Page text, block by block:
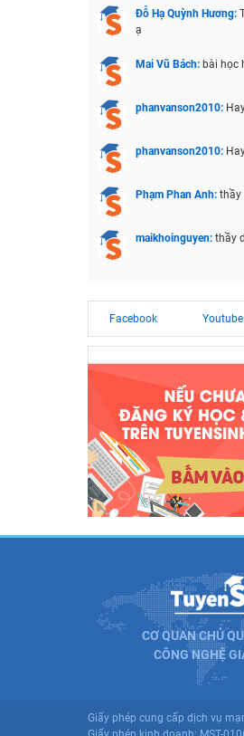
Đỗ Hạ Quỳnh Hương:
ạ
Mai Vũ Bách: bài học
phanvanson2010:
phanvanson2010:
Phạm Phan Anh: thầy
maikhoinguyen: thầy
Facebook Youtube
CƠ QUAN CHỦ
CÔNG NGHỆ
Giấy phép cung cấp dịch vụ